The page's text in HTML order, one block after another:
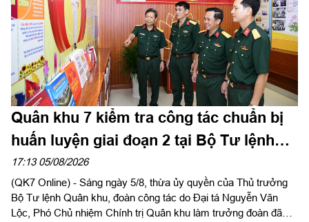
Quân khu 7 kiểm tra công tác chuẩn bị
huấn luyện giai đoạn 2 tại Bộ Tư lệnh
Thành phố Hồ Chí Minh
17:13 05/08/2026
(QK7 Online) - Sáng ngày 5/8, thừa ủy quyền của Thủ trưởng
Bộ Tư lệnh Quân khu, đoàn công tác do Đại tá Nguyễn Văn
Lộc, Phó Chủ nhiệm Chính trị Quân khu làm trưởng đoàn đã